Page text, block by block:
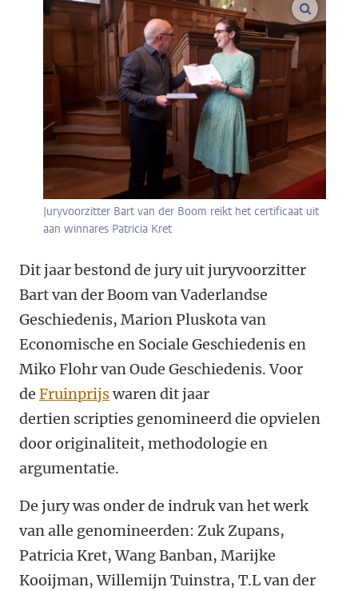
Juryvoorzitter Bart van der Boom reikt het certificaat uit
aan winnares Patricia Kret
Dit jaar bestond de jury uit juryvoorzitter
Bart van der Boom van Vaderlandse
Geschiedenis, Marion Pluskota van
Economische en Sociale Geschiedenis en
Miko Flohr van Oude Geschiedenis. Voor
de Fruinprijswaren dit jaar
dertien scripties genomineerd die opvielen
door originaliteit, methodologie en
argumentatie.
De jury was onder de indruk van het werk
van alle genomineerden: Zuk Zupans,
Patricia Kret, Wang Banban, Marijke
Kooijman, Willemijn Tuinstra, T.L van der